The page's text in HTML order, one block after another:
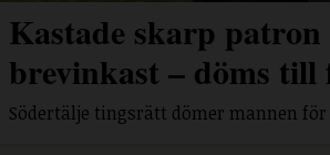
Kastade skarp patron
brevinkast – döms till
Södertälje tingsrätt dömer mannen